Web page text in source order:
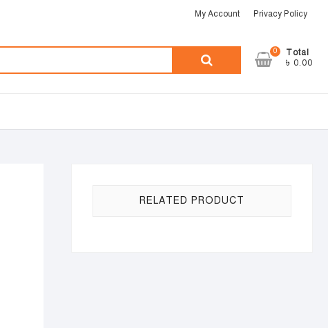
My Account Privacy Policy
0
Total
৳ 0.00
RELATED PRODUCT